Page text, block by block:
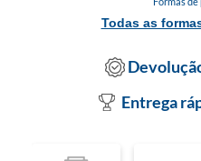
Todas as
Entrega